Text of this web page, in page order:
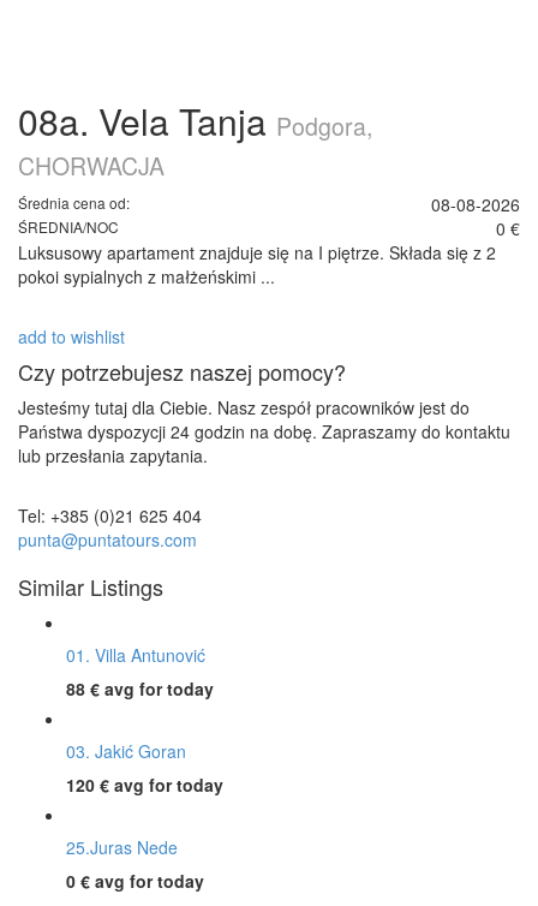
08a. Vela Tanja Podgora,
CHORWACJA
Średnia cena od: 08-08-2026
ŚREDNIA/NOC
0 €
Luksusowy apartament znajduje się na I piętrze. Składa się z 2
pokoi sypialnych z małżeńskimi ...
add to wishlist
Czy potrzebujesz naszej pomocy?
Jesteśmy tutaj dla Ciebie. Nasz zespół pracowników jest do
Państwa dyspozycji 24 godzin na dobę. Zapraszamy do kontaktu
lub przesłania zapytania.
Tel: +385 (0)21 625 404
punta@puntatours.com
Similar Listings
01. Villa Antunović
88 € avg for today
03. Jakić Goran
120 € avg for today
25.Juras Nede
0 € avg for today